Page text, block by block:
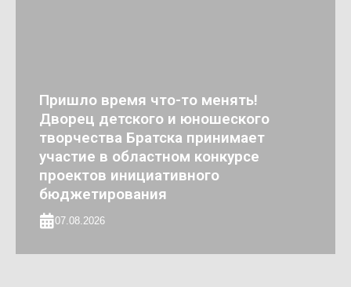
Пришло время что-то менять!
Дворец детского и юношеского
творчества Братска принимает
участие в областном конкурсе
проектов инициативного
бюджетирования
07.08.2026